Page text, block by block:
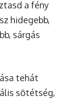
a fény
hidegebb,
sárgás
tehát
sötétség,